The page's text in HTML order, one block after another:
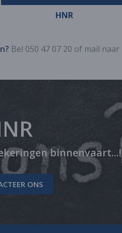
HNR
Bel 050 47 07 20 of mail naar
binnenvaart...!
ONS